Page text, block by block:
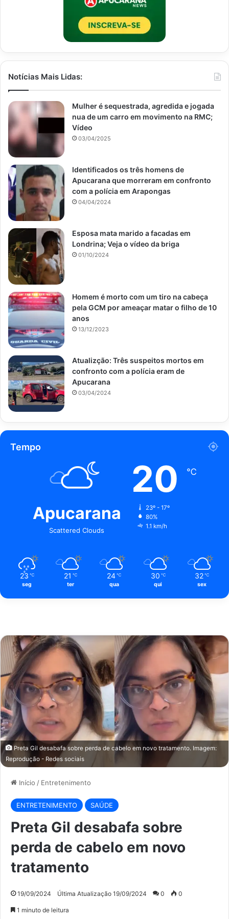
Preta Gil desabafa sobre perda de cabelo em novo tratamento. Imagem:
Reprodução - Redes sociais
Início / Entretenimento
ENTRETENIMENTO SAÚDE
Preta Gil desabafa sobre
perda de cabelo em novo
tratamento
19/09/2024 Última Atualização 19/09/2024 0 0
1 minuto de leitura
Notícias Mais Lidas:
Mulher é sequestrada, agredida e jogada
nua de um carro em movimento na RMC;
Vídeo
03/04/2025
Identificados os três homens de
Apucarana que morreram em confronto
com a polícia em Arapongas
04/04/2024
Esposa mata marido a facadas em
Londrina; Veja o vídeo da briga
01/10/2024
Homem é morto com um tiro na cabeça
pela GCM por ameaçar matar o filho de 10
anos
13/12/2023
Atualizção: Três suspeitos mortos em
confronto com a polícia eram de
Apucarana
03/04/2024
Tempo
Apucarana
Scattered Clouds
20 ℃
23º - 17º
80%
1.1 km/h
23 ℃
seg
21 ℃
ter
24 ℃
qua
30 ℃
qui
32 ℃
sex